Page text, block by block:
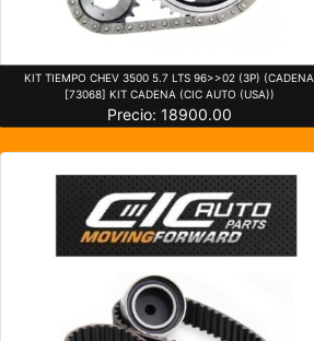
KIT TIEMPO CHEV 3500 5.7 LTS 96>>02 (3P) (CADENA
[73068] KIT CADENA (CIC AUTO (USA))
Precio: 18900.00